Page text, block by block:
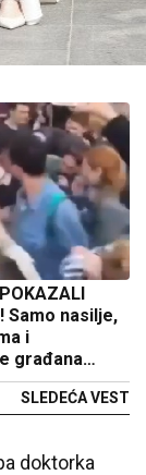
Samo nasilje,
i
građana
SLEDEĆA VEST
doktorka